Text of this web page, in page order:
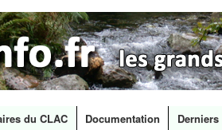
du CLAC Documentation